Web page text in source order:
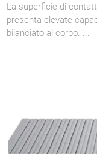
La superficie di
presenta elevate
bilanciato al corpo. ...